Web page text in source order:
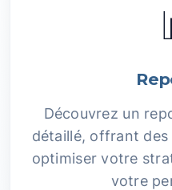
Découvrez un
détaillé, offrant
optimiser votre
votre